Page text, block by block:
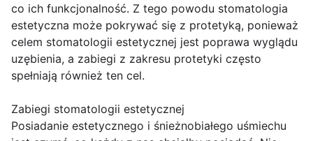
co ich funkcjonalność. Z tego powodu stomatologia
estetyczna może pokrywać się z protetyką, ponieważ
celem stomatologii estetycznej jest poprawa wyglądu
uzębienia, a zabiegi z zakresu protetyki często
spełniają również ten cel.
Zabiegi stomatologii estetycznej
Posiadanie estetycznego i śnieżnobiałego uśmiechu